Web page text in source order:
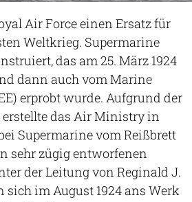
Air Force einen Ersatz für
Weltkrieg. Supermarine
das am 25. März 1924
dann auch vom Marine
erprobt wurde. Aufgrund der
das Air Ministry in
Supermarine vom Reißbrett
sehr zügig entworfenen
der Leitung von Reginald J.
im August 1924 ans Werk